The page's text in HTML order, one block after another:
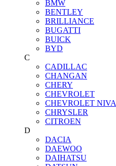
BMW
BENTLEY
BRILLIANCE
BUGATTI
BUICK
BYD
C
CADILLAC
CHANGAN
CHERY
CHEVROLET
CHEVROLET NIVA
CHRYSLER
CITROEN
D
DACIA
DAEWOO
DAIHATSU